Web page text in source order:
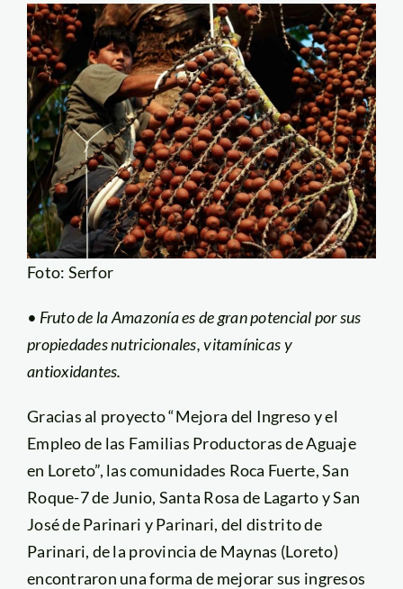
Foto: Serfor
• Fruto de la Amazonía es de gran potencial por sus
propiedades nutricionales, vitamínicas y
antioxidantes.
Gracias al proyecto “Mejora del Ingreso y el
Empleo de las Familias Productoras de Aguaje
en Loreto”, las comunidades Roca Fuerte, San
Roque-7 de Junio, Santa Rosa de Lagarto y San
José de Parinari y Parinari, del distrito de
Parinari, de la provincia de Maynas (Loreto)
encontraron una forma de mejorar sus ingresos